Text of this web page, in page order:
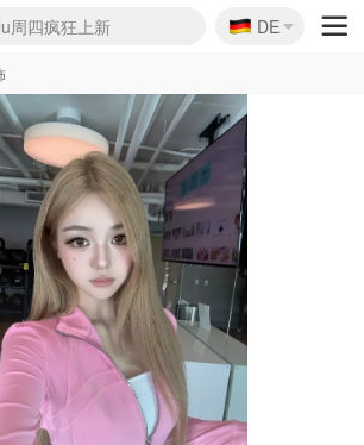
促开抢！
周四疯狂上新
&OtherStories大促
相75折 随时失效
独家85折
！Camper额外叠85折
莱闪促！每日更新
季囤！5折起+叠9折
仅€192
🇩🇪
DE